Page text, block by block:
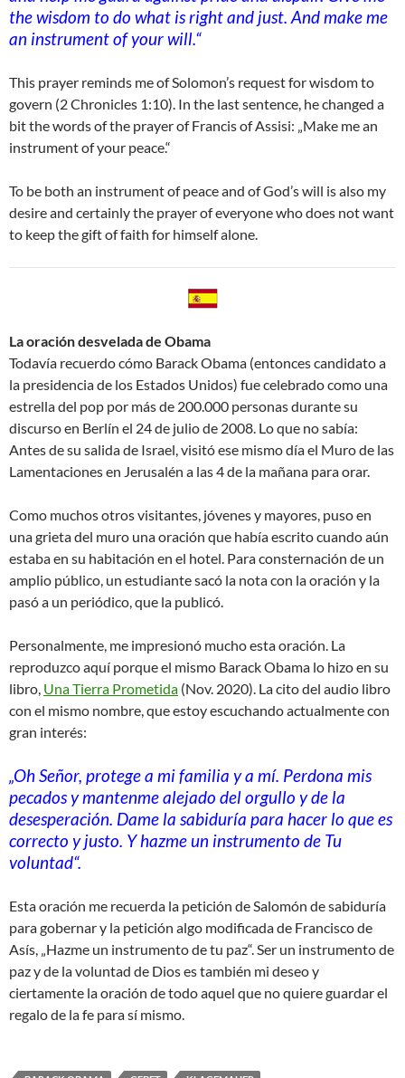
the wisdom to do what is right and just. And make me
an instrument of your will.“
This prayer reminds me of Solomon’s request for wisdom to
govern (2 Chronicles 1:10). In the last sentence, he changed a
bit the words of the prayer of Francis of Assisi: „Make me an
instrument of your peace.“
To be both an instrument of peace and of God’s will is also my
desire and certainly the prayer of everyone who does not want
to keep the gift of faith for himself alone.
La oración desvelada de Obama
Todavía recuerdo cómo Barack Obama (entonces candidato a
la presidencia de los Estados Unidos) fue celebrado como una
estrella del pop por más de 200.000 personas durante su
discurso en Berlín el 24 de julio de 2008. Lo que no sabía:
Antes de su salida de Israel, visitó ese mismo día el Muro de las
Lamentaciones en Jerusalén a las 4 de la mañana para orar.
Como muchos otros visitantes, jóvenes y mayores, puso en
una grieta del muro una oración que había escrito cuando aún
estaba en su habitación en el hotel. Para consternación de un
amplio público, un estudiante sacó la nota con la oración y la
pasó a un periódico, que la publicó.
Personalmente, me impresionó mucho esta oración. La
reproduzco aquí porque el mismo Barack Obama lo hizo en su
libro, Una Tierra Prometida (Nov. 2020). La cito del audio libro
con el mismo nombre, que estoy escuchando actualmente con
gran interés:
„Oh Señor, protege a mi familia y a mí. Perdona mis
pecados y mantenme alejado del orgullo y de la
desesperación. Dame la sabiduría para hacer lo que es
correcto y justo. Y hazme un instrumento de Tu
voluntad“.
Esta oración me recuerda la petición de Salomón de sabiduría
para gobernar y la petición algo modificada de Francisco de
Asís, „Hazme un instrumento de tu paz“. Ser un instrumento de
paz y de la voluntad de Dios es también mi deseo y
ciertamente la oración de todo aquel que no quiere guardar el
regalo de la fe para sí mismo.